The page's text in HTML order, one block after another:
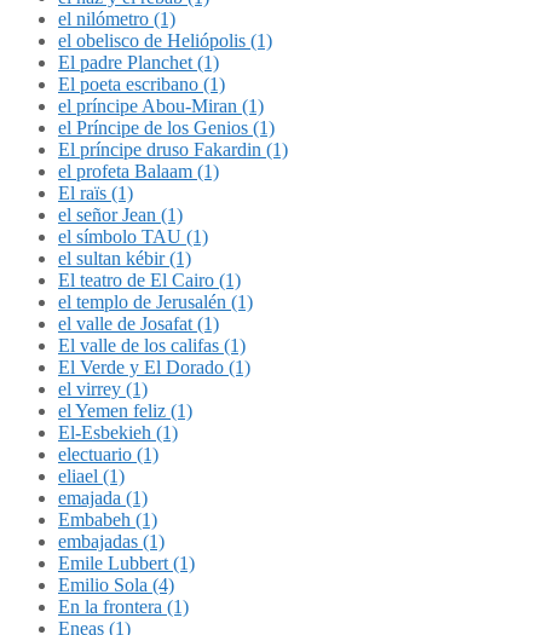
el nilómetro (1)
el obelisco de Heliópolis (1)
El padre Planchet (1)
El poeta escribano (1)
el príncipe Abou-Miran (1)
el Príncipe de los Genios (1)
El príncipe druso Fakardin (1)
el profeta Balaam (1)
El raïs (1)
el señor Jean (1)
el símbolo TAU (1)
el sultan kébir (1)
El teatro de El Cairo (1)
el templo de Jerusalén (1)
el valle de Josafat (1)
El valle de los califas (1)
El Verde y El Dorado (1)
el virrey (1)
el Yemen feliz (1)
El-Esbekieh (1)
electuario (1)
eliael (1)
emajada (1)
Embabeh (1)
embajadas (1)
Emile Lubbert (1)
Emilio Sola (4)
En la frontera (1)
Eneas (1)